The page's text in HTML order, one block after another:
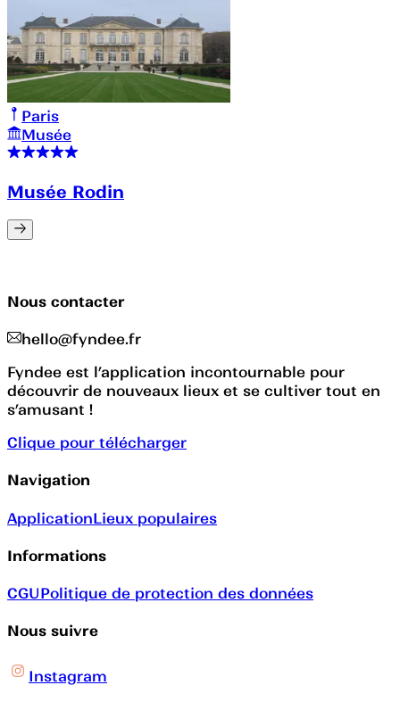
Paris
Musée
Musée Rodin
Nous contacter
hello@fyndee.fr
Fyndee est l’application incontournable pour
découvrir de nouveaux lieux et se cultiver tout en
s’amusant !
Clique pour télécharger
Navigation
ApplicationLieux populaires
Informations
CGUPolitique de protection des données
Nous suivre
Instagram